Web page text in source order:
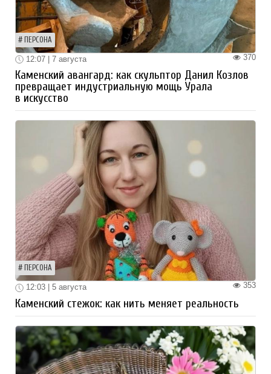
ПЕРСОНА
370
12:07 | 7 августа
Каменский авангард: как скульптор Данил Козлов
превращает индустриальную мощь Урала
в искусство
ПЕРСОНА
353
12:03 | 5 августа
Каменский стежок: как нить меняет реальность